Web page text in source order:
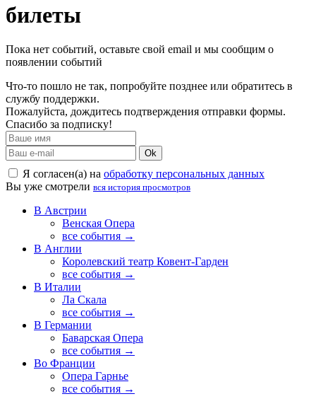
билеты
Пока нет событий, оставьте свой email и мы сообщим о
появлении событий
Что-то пошло не так, попробуйте позднее или обратитесь в
службу поддержки.
Пожалуйста, дождитесь подтверждения отправки формы.
Спасибо за подписку!
Ok
Я согласен(а) на обработку персональных данных
Вы уже смотрели вся история просмотров
В Австрии
Венская Опера
все события →
В Англии
Королевский театр Ковент-Гарден
все события →
В Италии
Ла Скала
все события →
В Германии
Баварская Опера
все события →
Во Франции
Опера Гарнье
все события →